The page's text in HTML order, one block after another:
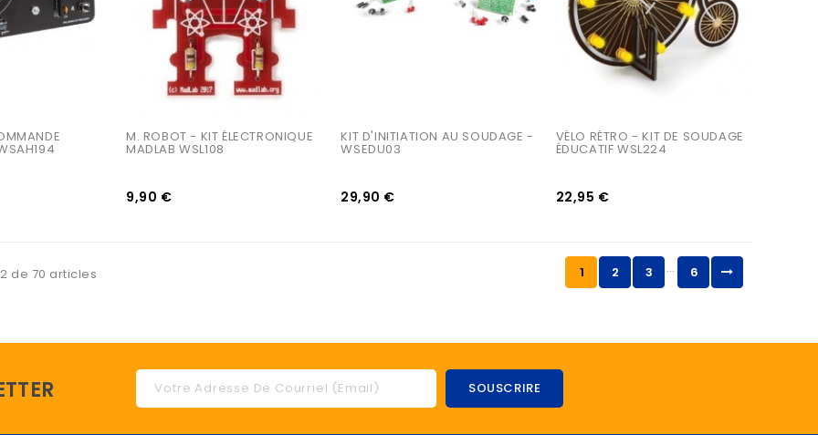
M. ROBOT - KIT ÉLECTRONIQUE
MADLAB WSL108
9,90 €
KIT D'INITIATION AU SOUDAGE -
WSEDU03
29,90 €
VÉLO RÉTRO - KIT DE SOUDAGE
ÉDUCATIF WSL224
22,95 €
de 70 articles 1 2 3 … 6